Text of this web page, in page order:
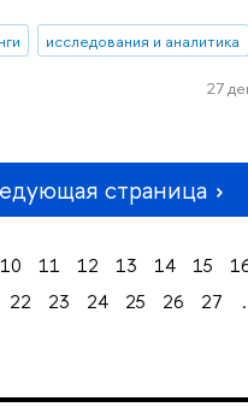
исследования и аналитика
27
страница
10 11 12 13 14 15
22 23 24 25 26 27